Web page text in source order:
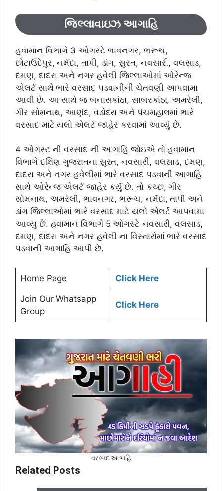
જિલ્લાવાઇઝ આગાહિ
હવામાન વિભાગે 3 ઓગસ્ટે ભાવનગર, ભરૂચ,
છોટાઉદેપુર, નર્મદા, તાપી, ડાંગ, સુરત, નવસારી, વલસાડ,
દમણ, દાદરા અને નગર હવેલી જિલ્લાઓમાં ઓરેન્જ
એલર્ટ સાથે ભારે વરસાદ પડવાનીની ચેતવણી આપવામા
આવી છે. આ સાથે જ બનાસકાંઠા, સાબરકાંઠા, અમરેલી,
ગીર સોમનાથ, આણંદ, વડોદરા અને પંચમહાલમાં ભારે
વરસાદ માટે યલો એલર્ટ જાહેર કરવામાં આવ્યું છે.
4 ઓગસ્ટ ની વરસાદ ની આગાહિ જોઇએ તો હવામાન
વિભાગે દક્ષિણ ગુજરાતના સુરત, નવસારી, વલસાડ, દમણ,
દાદરા અને નગર હવેલીમાં ભારે વરસાદ પડવાની આગાહિ
સાથે ઓરેન્જ એલર્ટ જાહેર કર્યું છે. તો કચ્છ, ગીર
સોમનાથ, અમરેલી, ભાવનગર, ભરૂચ, નર્મદા, તાપી અને
ડાંગ જિલ્લાઓમાં ભારે વરસાદ માટે યલો એલર્ટ આપવામા
આવ્યુ છે. હવામાન વિભાગે 5 ઓગસ્ટે નવસારી, વલસાડ,
દમણ, દાદરા અને નગર હવેલી ના વિસ્તારોમાં ભારે વરસાદ
પડવાની આગાહિ આપી છે.
Home Page Click Here
Join Our Whatsapp
Group
Click Here
વરસાદ આગાહિ
Related Posts